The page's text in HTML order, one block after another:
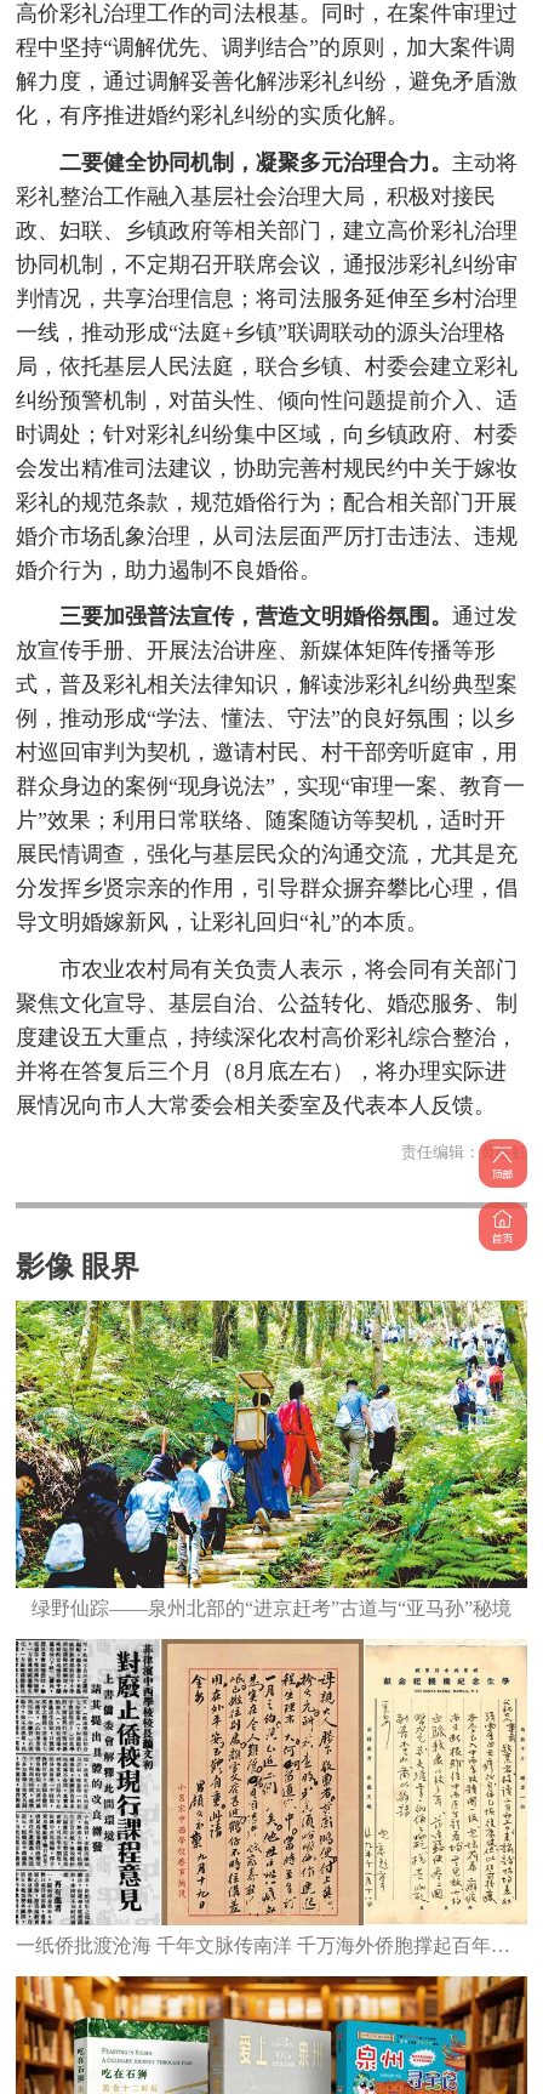
高价彩礼治理工作的司法根基。同时，在案件审理过
程中坚持“调解优先、调判结合”的原则，加大案件调
解力度，通过调解妥善化解涉彩礼纠纷，避免矛盾激
化，有序推进婚约彩礼纠纷的实质化解。
二要健全协同机制，凝聚多元治理合力。 主动将
彩礼整治工作融入基层社会治理大局，积极对接民
政、妇联、乡镇政府等相关部门，建立高价彩礼治理
协同机制，不定期召开联席会议，通报涉彩礼纠纷审
判情况，共享治理信息；将司法服务延伸至乡村治理
一线，推动形成“法庭+乡镇”联调联动的源头治理格
局，依托基层人民法庭，联合乡镇、村委会建立彩礼
纠纷预警机制，对苗头性、倾向性问题提前介入、适
时调处；针对彩礼纠纷集中区域，向乡镇政府、村委
会发出精准司法建议，协助完善村规民约中关于嫁妆
彩礼的规范条款，规范婚俗行为；配合相关部门开展
婚介市场乱象治理，从司法层面严厉打击违法、违规
婚介行为，助力遏制不良婚俗。
三要加强普法宣传，营造文明婚俗氛围。 通过发
放宣传手册、开展法治讲座、新媒体矩阵传播等形
式，普及彩礼相关法律知识，解读涉彩礼纠纷典型案
例，推动形成“学法、懂法、守法”的良好氛围；以乡
村巡回审判为契机，邀请村民、村干部旁听庭审，用
群众身边的案例“现身说法”，实现“审理一案、教育一
片”效果；利用日常联络、随案随访等契机，适时开
展民情调查，强化与基层民众的沟通交流，尤其是充
分发挥乡贤宗亲的作用，引导群众摒弃攀比心理，倡
导文明婚嫁新风，让彩礼回归“礼”的本质。
市农业农村局有关负责人表示，将会同有关部门
聚焦文化宣导、基层自治、公益转化、婚恋服务、制
度建设五大重点，持续深化农村高价彩礼综合整治，
并将在答复后三个月（8月底左右），将办理实际进
展情况向市人大常委会相关委室及代表本人反馈。
责任编辑：黄冬虹
影像 眼界
绿野仙踪——泉州北部的“进京赶考”古道与“亚马孙”秘境
一纸侨批渡沧海 千年文脉传南洋 千万海外侨胞撑起百年华文教育